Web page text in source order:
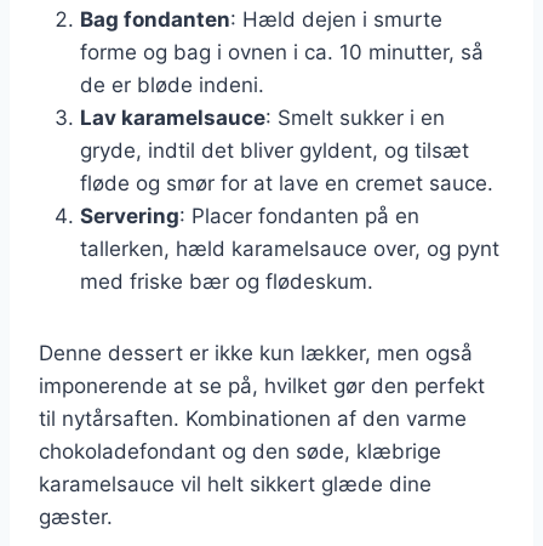
Bag fondanten: Hæld dejen i smurte
forme og bag i ovnen i ca. 10 minutter, så
de er bløde indeni.
Lav karamelsauce: Smelt sukker i en
gryde, indtil det bliver gyldent, og tilsæt
fløde og smør for at lave en cremet sauce.
Servering: Placer fondanten på en
tallerken, hæld karamelsauce over, og pynt
med friske bær og flødeskum.
Denne dessert er ikke kun lækker, men også
imponerende at se på, hvilket gør den perfekt
til nytårsaften. Kombinationen af den varme
chokoladefondant og den søde, klæbrige
karamelsauce vil helt sikkert glæde dine
gæster.